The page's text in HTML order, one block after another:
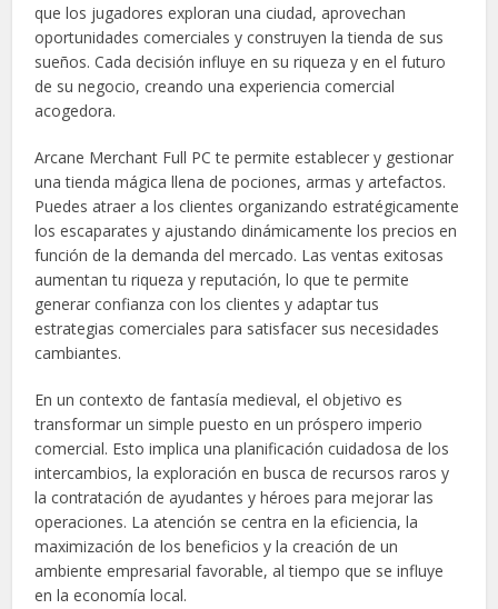
que los jugadores exploran una ciudad, aprovechan
oportunidades comerciales y construyen la tienda de sus
sueños. Cada decisión influye en su riqueza y en el futuro
de su negocio, creando una experiencia comercial
acogedora.
Arcane Merchant Full PC te permite establecer y gestionar
una tienda mágica llena de pociones, armas y artefactos.
Puedes atraer a los clientes organizando estratégicamente
los escaparates y ajustando dinámicamente los precios en
función de la demanda del mercado. Las ventas exitosas
aumentan tu riqueza y reputación, lo que te permite
generar confianza con los clientes y adaptar tus
estrategias comerciales para satisfacer sus necesidades
cambiantes.
En un contexto de fantasía medieval, el objetivo es
transformar un simple puesto en un próspero imperio
comercial. Esto implica una planificación cuidadosa de los
intercambios, la exploración en busca de recursos raros y
la contratación de ayudantes y héroes para mejorar las
operaciones. La atención se centra en la eficiencia, la
maximización de los beneficios y la creación de un
ambiente empresarial favorable, al tiempo que se influye
en la economía local.